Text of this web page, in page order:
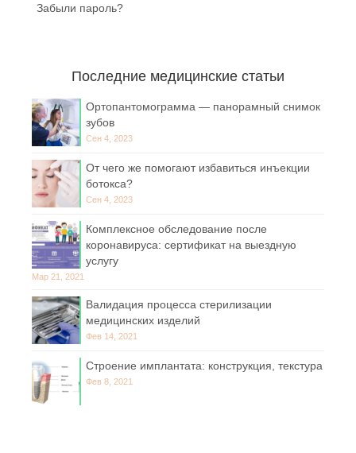
Забыли пароль?
Последние медицинские статьи
Ортопантомограмма — панорамный снимок
зубов
Сен 4, 2023
От чего же помогают избавиться инъекции
ботокса?
Сен 4, 2023
Комплексное обследование после
коронавируса: сертификат на выездную
услугу
Мар 21, 2021
Валидация процесса стерилизации
медицинских изделий
Фев 14, 2021
Строение имплантата: конструкция, текстура
Фев 8, 2021